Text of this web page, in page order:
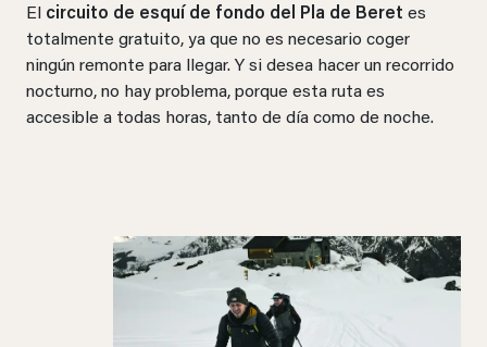
El circuito de esquí de fondo del Pla de Beret es
totalmente gratuito, ya que no es necesario coger
ningún remonte para llegar. Y si desea hacer un recorrido
nocturno, no hay problema, porque esta ruta es
accesible a todas horas, tanto de día como de noche.